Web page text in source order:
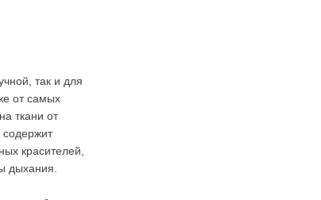
так и для
от самых
ткани от
содержит
красителей,
дыхания.